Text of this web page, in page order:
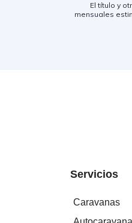
El título y
mensuales
Servicios
Caravanas